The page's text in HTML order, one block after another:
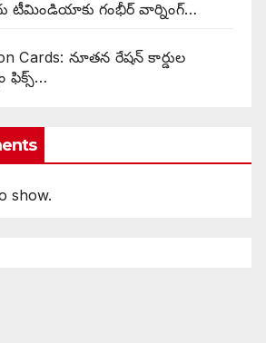
టీమిండియాకు గంభీర్ వార్నింగ్…
Cards: నూతన రేషన్ కార్డుల
ఫిక్స్‌…
show.